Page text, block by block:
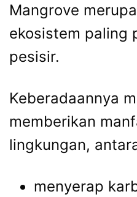
Mangrove
ekosistem paling
pesisir.
Keberadaannya
memberikan
lingkungan,
menyerap